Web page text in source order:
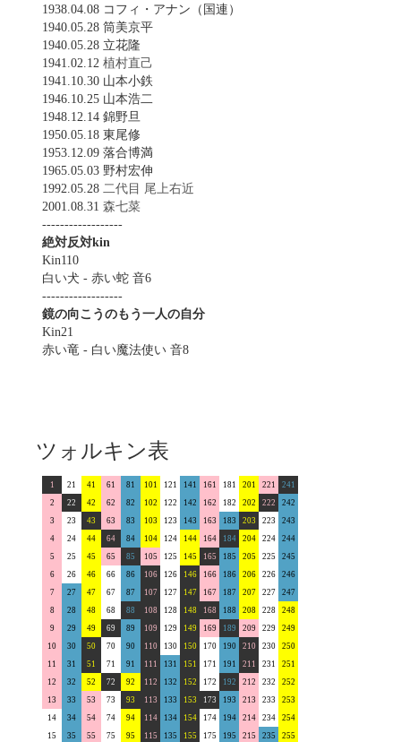
1938.04.08 コフィ・アナン（国連）
1940.05.28 筒美京平
1940.05.28 立花隆
1941.02.12 植村直己
1941.10.30 山本小鉄
1946.10.25 山本浩二
1948.12.14 錦野旦
1950.05.18 東尾修
1953.12.09 落合博満
1965.05.03 野村宏伸
1992.05.28 二代目 尾上右近
2001.08.31 森七菜
------------------
絶対反対kin
Kin110
白い犬 - 赤い蛇 音6
------------------
鏡の向こうのもう一人の自分
Kin21
赤い竜 - 白い魔法使い 音8
ツォルキン表
1 21 41 61 81 101 121 141 161 181 201 221
241
2
22 42 62 82 102 122 142 162 182 202 222
242
3
23 43 63 83 103 123 143 163 183 203 223
243
4
24 44 64 84 104 124 144 164 184 204 224
244
5
25 45 65 85 105 125 145 165 185 205 225
245
6
26 46 66 86 106 126 146 166 186 206 226
246
7
27 47 67 87 107 127 147 167 187 207 227
247
8
28 48 68 88 108 128 148 168 188 208 228
248
9
29 49 69 89 109 129 149 169 189 209 229
249
10
30 50 70 90 110 130 150 170 190 210 230
250
11
31 51 71 91 111 131 151 171 191 211 231
251
12
32 52 72 92 112 132 152 172 192 212 232
252
13
33 53 73 93 113 133 153 173 193 213 233
253
14
34 54 74 94 114 134 154 174 194 214 234
254
15
35 55 75 95 115 135 155 175 195 215 235
255